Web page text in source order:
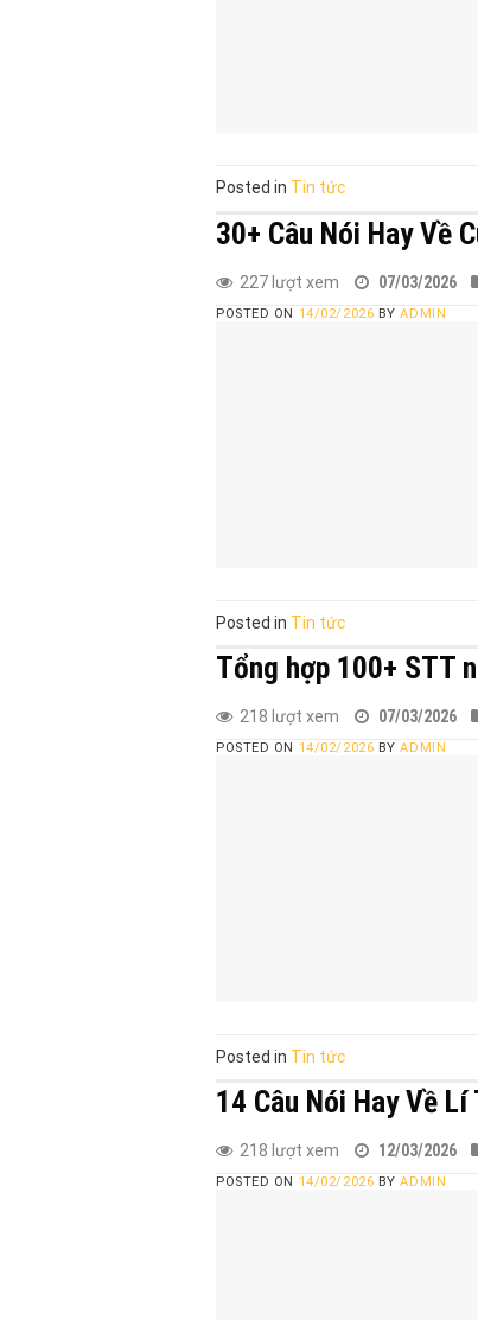
Posted in Tin tức
30+ Câu Nói Hay Về
227 lượt xem 07/03/2026
POSTED ON 14/02/2026 BYADMIN
Posted in Tin tức
Tổng hợp 100+ STT
218 lượt xem 07/03/2026
POSTED ON 14/02/2026 BYADMIN
Posted in Tin tức
14 Câu Nói Hay Về
218 lượt xem 12/03/2026
POSTED ON 14/02/2026 BYADMIN